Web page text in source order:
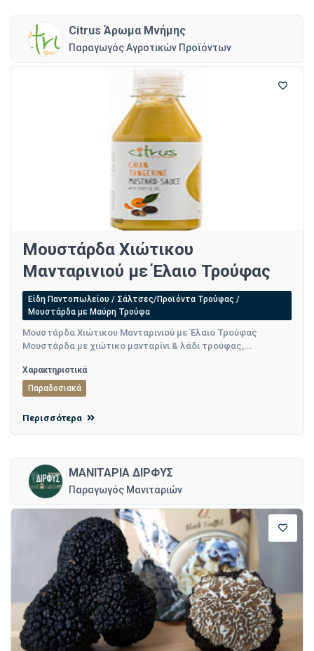
Citrus Άρωμα Μνήμης
Παραγωγός Αγροτικών Προϊόντων
Μουστάρδα Χιώτικου
Μανταρινιού με Έλαιο Τρούφας
Είδη Παντοπωλείου / Σάλτσες/Προϊόντα Τρούφας /
Μουστάρδα με Μαύρη Τρούφα
Μουστάρδα Χιώτικου Μανταρινιού με Έλαιο Τρούφας
Μουστάρδα με χιώτικο μανταρίνι & λάδι τρούφας,...
Χαρακτηριστικά
Παραδοσιακά
Περισσότερα
ΜΑΝΙΤΑΡΙΑ ΔΙΡΦΥΣ
Παραγωγός Μανιταριών